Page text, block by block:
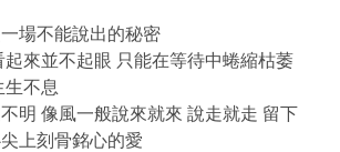
場不能說出的秘密
起來並不起眼 只能在等待中蜷縮枯萎
生不息
明 像風一般說來就來 說走就走 留下
上刻骨銘心的愛